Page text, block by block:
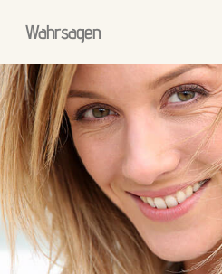
Wahrsagen